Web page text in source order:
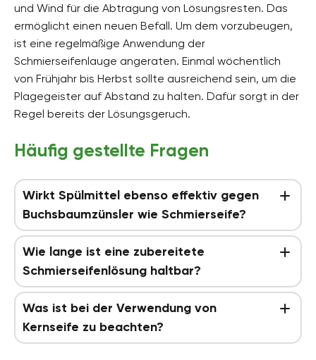
und Wind für die Abtragung von Lösungsresten. Das
ermöglicht einen neuen Befall. Um dem vorzubeugen,
ist eine regelmäßige Anwendung der
Schmierseifenlauge angeraten. Einmal wöchentlich
von Frühjahr bis Herbst sollte ausreichend sein, um die
Plagegeister auf Abstand zu halten. Dafür sorgt in der
Regel bereits der Lösungsgeruch.
Häufig gestellte Fragen
Wirkt Spülmittel ebenso effektiv gegen
Buchsbaumzünsler wie Schmierseife?
Wie lange ist eine zubereitete
Schmierseifenlösung haltbar?
Was ist bei der Verwendung von
Kernseife zu beachten?